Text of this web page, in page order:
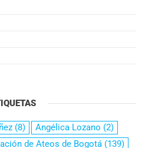
(8) Angélica Lozano (2)
de Ateos de Bogotá (139)